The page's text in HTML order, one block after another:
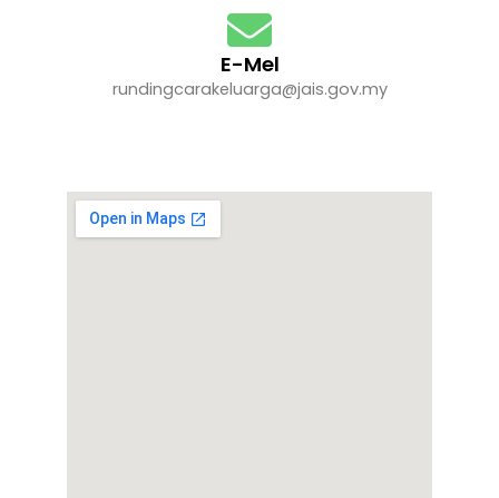
E-Mel
rundingcarakeluarga@jais.gov.my